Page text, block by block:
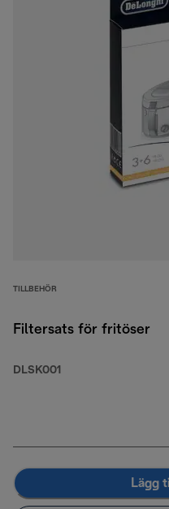
TILLBEHÖR
Filtersats för fritöser
DLSK001
Lägg